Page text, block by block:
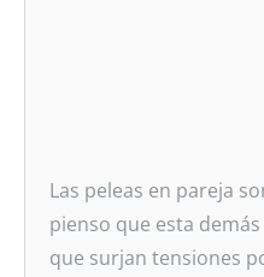
Las peleas en pareja
pienso que esta
que surjan tensiones